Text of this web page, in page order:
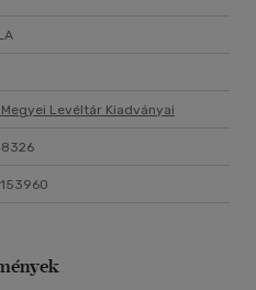
Levéltár Kiadványai